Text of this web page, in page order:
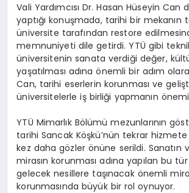
Vali Yardımcısı Dr. Hasan Hüseyin Can
yaptığı konuşmada, tarihi bir mekanın
üniversite tarafından restore
memnuniyeti dile getirdi. YTÜ gibi
üniversitenin sanata verdiği değer,
yaşatılması adına önemli bir adım
Can, tarihi eserlerin korunması ve
üniversitelerle iş birliği yapmanın
YTÜ Mimarlık Bölümü mezunlarının
tarihi Sancak Köşkü’nün tekrar hizmete
kez daha gözler önüne serildi. Sanatın
mirasın korunması adına yapılan bu
gelecek nesillere taşınacak önemli
korunmasında büyük bir rol oynuyor.